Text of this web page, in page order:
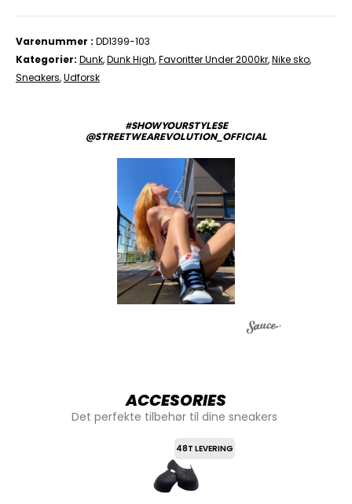
Varenummer
DD1399-103
Kategorier Dunk,Dunk High,Favoritter Under 2000kr,Nike sko,
Sneakers,Udforsk
#SHOWYOURSTYLESE
@STREETWEAREVOLUTION_OFFICIAL
ACCESORIES
Det perfekte tilbehør til dine sneakers
48T LEVERING